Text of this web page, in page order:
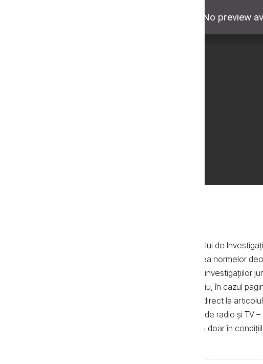
Textele de pe pagina web a Centrului de
realizate de jurnaliști, cu respectarea normelor
autor. Preluarea textelor știrilor și a investigațiilor
de 500 de semne. În mod obligatoriu, în cazul
sau bloguri) trebuie indicat şi linkul direct la
primul alineat, iar în cazul posturilor de radio și TV
integrală a textelor se poate realiza doar în